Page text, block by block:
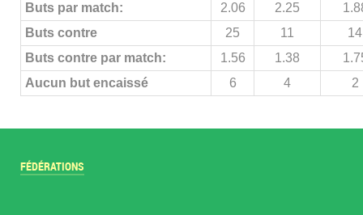
Buts par match:
2.06 2.25
Buts contre
25 11
14
Buts contre par match:
1.56 1.38
Aucun but encaissé
6 4 2
FÉDÉRATIONS